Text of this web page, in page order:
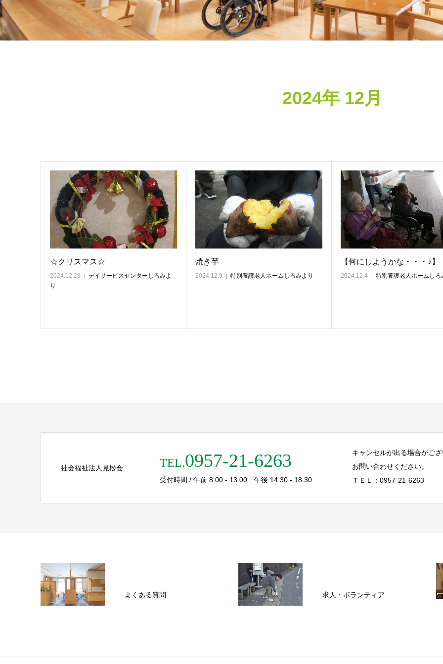
2024年 12月
☆クリスマス☆
2024.12.23
デイサービスセンターしろみよ
り
焼き芋
2024.12.9 特別養護老人ホームしろみより
【何にしようかな・・・♪】
2024.12.4 特別養護老人ホームしろ
社会福祉法人見松会 TEL.0957-21-6263
受付時間 / 午前 8:00 - 13:00 午後 14:30 - 18:30
キャンセルが出る場合がご
お問い合わせください。
ＴＥＬ：0957-21-6263
よくある質問 求人・ボランティア